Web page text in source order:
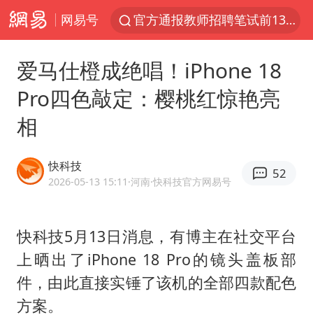
网易号
官方通报教师招聘笔试前13名被淘汰
国防部：坚决反制任何闹海挑衅图谋
曝美拒绝乌增购“爱国者”导弹请求
陕西省委书记赶赴柞水县杏坪镇
女孩摆摊卖菌子时收到北大通知书
爱马仕橙成绝唱！iPhone 18
Pro四色敲定：樱桃红惊艳亮
相
快科技
2026-05-13 15:11 ·河南·快科技官方网易号
52
快科技5月13日消息，有博主在社交平台
上晒出了iPhone 18 Pro的镜头盖板部
件，由此直接实锤了该机的全部四款配色
方案。